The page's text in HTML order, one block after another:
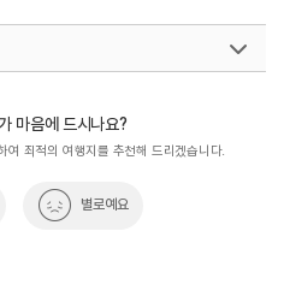
마음에 드시나요?
여 최적의 여행지를 추천해 드리겠습니다.
별로예요